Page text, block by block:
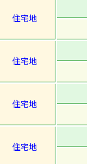
住宅地
住宅地
住宅地
住宅地